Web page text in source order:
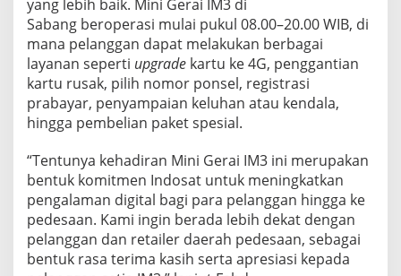
yang lebih baik. Mini Gerai IM3 di
Sabang beroperasi mulai pukul 08.00–20.00 WIB, di
mana pelanggan dapat melakukan berbagai
layanan seperti upgrade kartu ke 4G, penggantian
kartu rusak, pilih nomor ponsel, registrasi
prabayar, penyampaian keluhan atau kendala,
hingga pembelian paket spesial.
“Tentunya kehadiran Mini Gerai IM3 ini merupakan
bentuk komitmen Indosat untuk meningkatkan
pengalaman digital bagi para pelanggan hingga ke
pedesaan. Kami ingin berada lebih dekat dengan
pelanggan dan retailer daerah pedesaan, sebagai
bentuk rasa terima kasih serta apresiasi kepada